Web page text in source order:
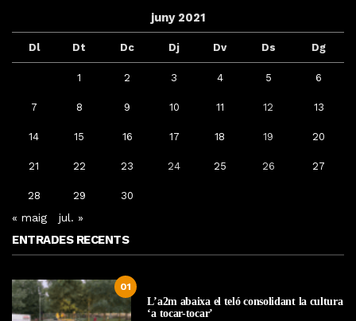
juny 2021
Dl Dt Dc Dj Dv Ds Dg
1 2 3 4 5 6
7 8 9 10 11 12 13
14 15 16 17 18 19 20
21 22 23 24 25 26 27
28 29 30
« maig jul. »
ENTRADES RECENTS
01
L’a2m abaixa el teló consolidant la cultura
‘a tocar-tocar’